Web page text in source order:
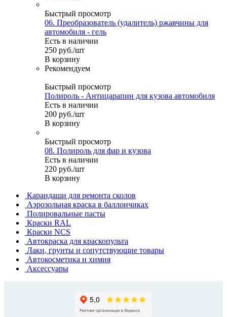
Быстрый просмотр
06. Преобразователь (удалитель) ржавчины для
автомобиля - гель
Есть в наличии
250 руб./шт
В корзину
Рекомендуем
Быстрый просмотр
Полироль - Антицарапин для кузова автомобиля
Есть в наличии
200 руб./шт
В корзину
Быстрый просмотр
08. Полироль для фар и кузова
Есть в наличии
220 руб./шт
В корзину
Карандаши для ремонта сколов
Аэрозольная краска в баллончиках
Полировальные пасты
Краски RAL
Краски NCS
Автокраска для краскопульта
Лаки, грунты и сопутствующие товары
Автокосметика и химия
Аксессуары